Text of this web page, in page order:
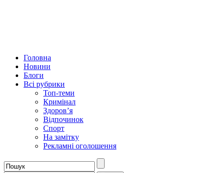
Головна
Новини
Блоги
Всі рубрики
Топ-теми
Кримінал
Здоров’я
Відпочинок
Спорт
На замітку
Рекламні оголошення